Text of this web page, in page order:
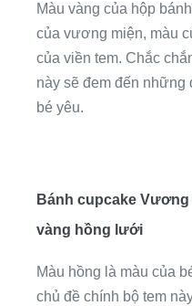
Màu vàng của hộp
của vương miện, màu
của viền tem. Chắc
này sẽ đem đến những
bé yêu.
Bánh cupcake
vàng hồng lưới
Màu hồng là màu của
chủ đề chính bộ tem